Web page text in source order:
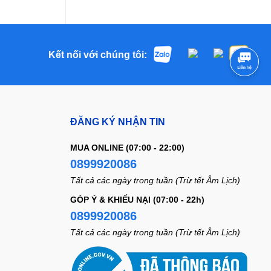
Kết nối với chúng tôi:
ĐĂNG KÝ NHẬN TIN
MUA ONLINE (07:00 - 22:00)
0899920086
Tất cả các ngày trong tuần (Trừ tết Âm Lịch)
GÓP Ý & KHIẾU NẠI (07:00 - 22h)
0899920086
Tất cả các ngày trong tuần (Trừ tết Âm Lịch)